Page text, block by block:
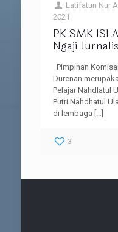
Latifatun Nur
2021
PK SMK
Ngaji
Pimpinan
Durenan
Pelajar Nahdlatul
Putri Nahdhatul
di lembaga […]
3